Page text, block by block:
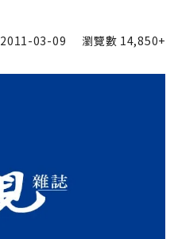
2011-03-09 瀏覽數 14,850+